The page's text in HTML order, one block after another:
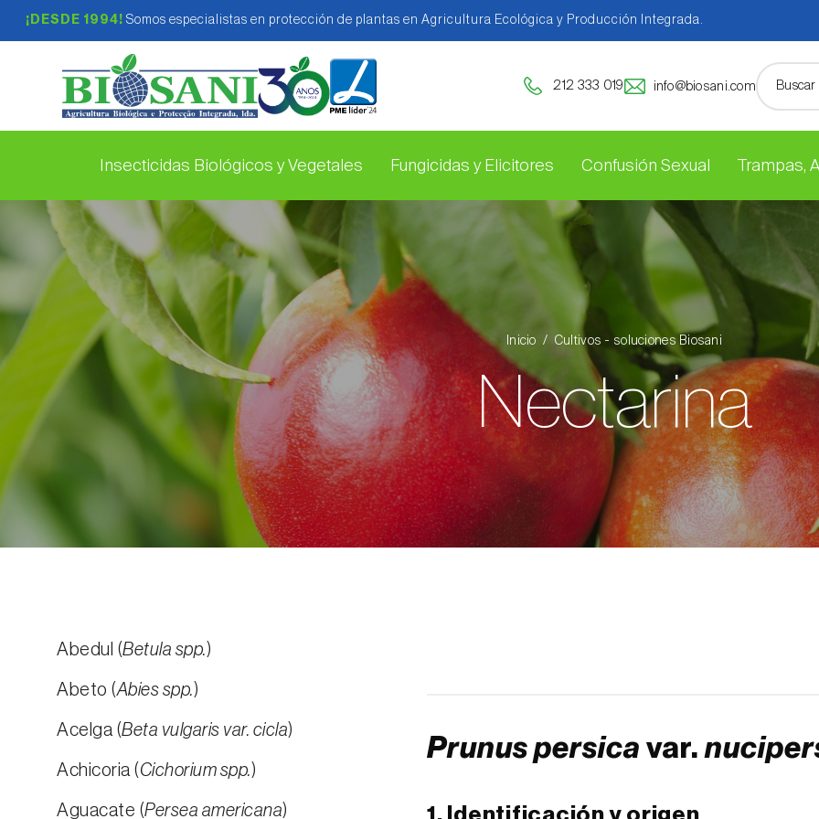
¡DESDE 1994! Somos especialistas en protección de plantas en Agricultura Ecológica y Producción Integrada.
212 333 019 info@biosani.com
Insecticidas Biológicos y Vegetales Fungicidas y Elicitores Confusión Sexual Trampas,
Inicio Cultivos - soluciones Biosani
Nectarina
Abedul (Betula spp.)
Abeto (Abies spp.)
Acelga (Beta vulgaris var. cicla)
Achicoria (Cichorium spp.)
Aguacate (Persea americana)
Prunus persica var.